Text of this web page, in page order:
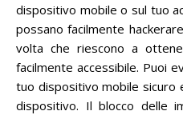
dispositivo mobile o sul tuo
possano facilmente
volta che riescono a
facilmente accessibile. Puoi
tuo dispositivo mobile sicuro
dispositivo. Il blocco delle